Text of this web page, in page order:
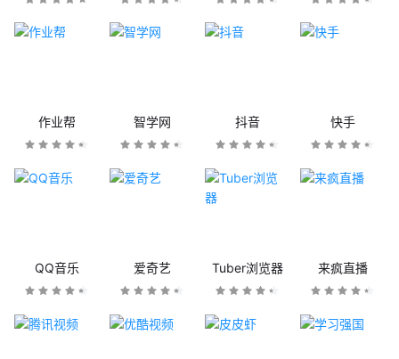
作业帮 智学网 抖音 快手
QQ音乐 爱奇艺 Tuber浏览器 来疯直播